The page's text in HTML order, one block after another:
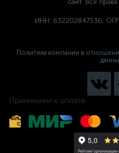
сайт. Все
ИНН: 632202847536,
Политика компании в
Принимаем к оплате: